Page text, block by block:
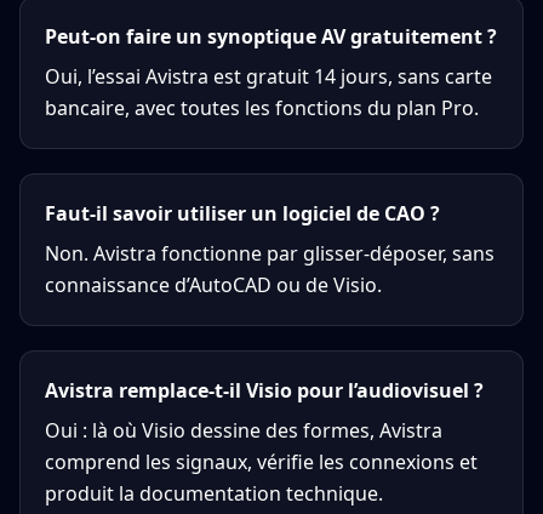
Peut-on faire un synoptique AV gratuitement ?
Oui, l’essai Avistra est gratuit 14 jours, sans carte
bancaire, avec toutes les fonctions du plan Pro.
Faut-il savoir utiliser un logiciel de CAO ?
Non. Avistra fonctionne par glisser-déposer, sans
connaissance d’AutoCAD ou de Visio.
Avistra remplace-t-il Visio pour l’audiovisuel ?
Oui : là où Visio dessine des formes, Avistra
comprend les signaux, vérifie les connexions et
produit la documentation technique.